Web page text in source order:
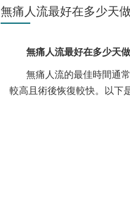
無痛人流最好在多少天
無痛人流最好在多少天
無痛人流的最佳時間通
較高且術後恢復較快。以下